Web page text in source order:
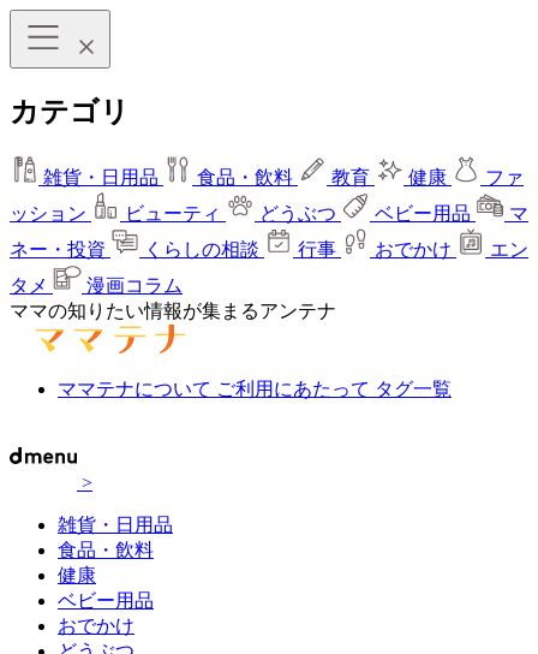
カテゴリ
雑貨・日用品 食品・飲料 教育 健康
ファ
ッション
ビューティ どうぶつ ベビー用品
マ
ネー・投資
くらしの相談 行事 おでかけ
エン
タメ
漫画コラム
ママの知りたい情報が集まるアンテナ
ママテナについて ご利用にあたって タグ一覧
>
雑貨・日用品
食品・飲料
健康
ベビー用品
おでかけ